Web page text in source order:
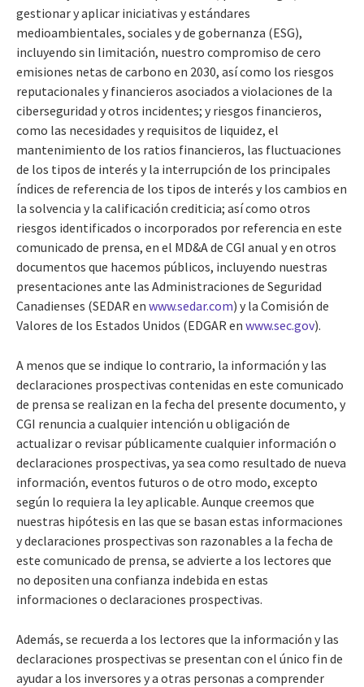
gestionar y aplicar iniciativas y estándares
medioambientales, sociales y de gobernanza (ESG),
incluyendo sin limitación, nuestro compromiso de cero
emisiones netas de carbono en 2030, así como los riesgos
reputacionales y financieros asociados a violaciones de la
ciberseguridad y otros incidentes; y riesgos financieros,
como las necesidades y requisitos de liquidez, el
mantenimiento de los ratios financieros, las fluctuaciones
de los tipos de interés y la interrupción de los principales
índices de referencia de los tipos de interés y los cambios en
la solvencia y la calificación crediticia; así como otros
riesgos identificados o incorporados por referencia en este
comunicado de prensa, en el MD&A de CGI anual y en otros
documentos que hacemos públicos, incluyendo nuestras
presentaciones ante las Administraciones de Seguridad
Canadienses (SEDAR en www.sedar.com) y la Comisión de
Valores de los Estados Unidos (EDGAR en www.sec.gov).
A menos que se indique lo contrario, la información y las
declaraciones prospectivas contenidas en este comunicado
de prensa se realizan en la fecha del presente documento, y
CGI renuncia a cualquier intención u obligación de
actualizar o revisar públicamente cualquier información o
declaraciones prospectivas, ya sea como resultado de nueva
información, eventos futuros o de otro modo, excepto
según lo requiera la ley aplicable. Aunque creemos que
nuestras hipótesis en las que se basan estas informaciones
y declaraciones prospectivas son razonables a la fecha de
este comunicado de prensa, se advierte a los lectores que
no depositen una confianza indebida en estas
informaciones o declaraciones prospectivas.
Además, se recuerda a los lectores que la información y las
declaraciones prospectivas se presentan con el único fin de
ayudar a los inversores y a otras personas a comprender